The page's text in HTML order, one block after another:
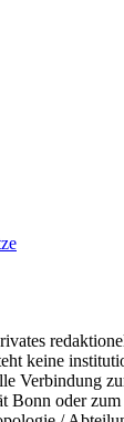
keine
Verbindung
Bonn oder